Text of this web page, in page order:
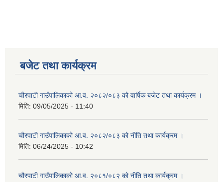
बजेट तथा कार्यक्रम
चौरपाटी गाउँपालिकाको आ.व. २०८२/०८३ को वार्षिक बजेट तथा कार्यक्रम ।
मिति: 09/05/2025 - 11:40
चौरपाटी गाउँपालिकाको आ.व. २०८२/०८३ को नीति तथा कार्यक्रम ।
मिति: 06/24/2025 - 10:42
चौरपाटी गाउँपालिकाको आ.व. २०८१/०८२ को नीति तथा कार्यक्रम ।